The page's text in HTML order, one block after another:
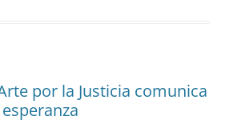
por la Justicia comunica